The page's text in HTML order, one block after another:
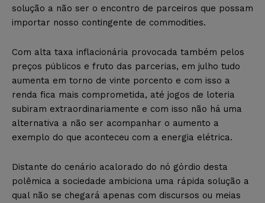
solução a não ser o encontro de parceiros que possam
importar nosso contingente de commodities.
Com alta taxa inflacionária provocada também pelos
preços públicos e fruto das parcerias, em julho tudo
aumenta em torno de vinte porcento e com isso a
renda fica mais comprometida, até jogos de loteria
subiram extraordinariamente e com isso não há uma
alternativa a não ser acompanhar o aumento a
exemplo do que aconteceu com a energia elétrica.
Distante do cenário acalorado do nó górdio desta
polêmica a sociedade ambiciona uma rápida solução a
qual não se chegará apenas com discursos ou meias